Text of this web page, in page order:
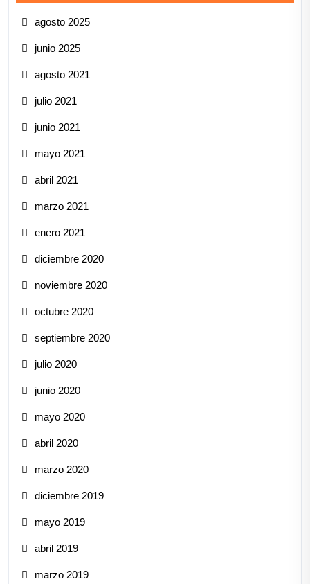
agosto 2025
junio 2025
agosto 2021
julio 2021
junio 2021
mayo 2021
abril 2021
marzo 2021
enero 2021
diciembre 2020
noviembre 2020
octubre 2020
septiembre 2020
julio 2020
junio 2020
mayo 2020
abril 2020
marzo 2020
diciembre 2019
mayo 2019
abril 2019
marzo 2019